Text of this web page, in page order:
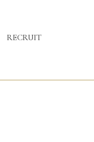
RECRUIT